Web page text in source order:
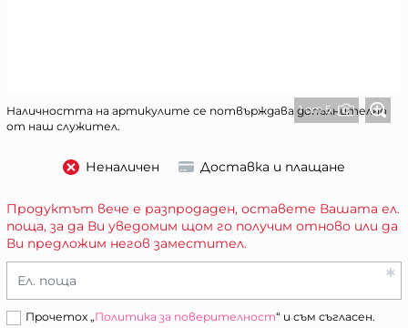
1 от 5
Наличността на артикулите се потвърждава допълнително
от наш служител.
Неналичен Доставка и плащане
Продуктът вече е разпродаден, оставете Вашата ел.
поща, за да Ви уведомим щом го получим отново или да
Ви предложим негов заместител.
Ел. поща
Прочетох „Политика за поверителност“ и съм съгласен.